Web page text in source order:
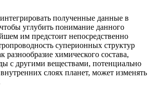
полученные данные в
углубить понимание данного
им предстоит непосредственно
суперионных структур
разнообразие химического состава,
с другими веществами, потенциально
слоях планет, может изменять